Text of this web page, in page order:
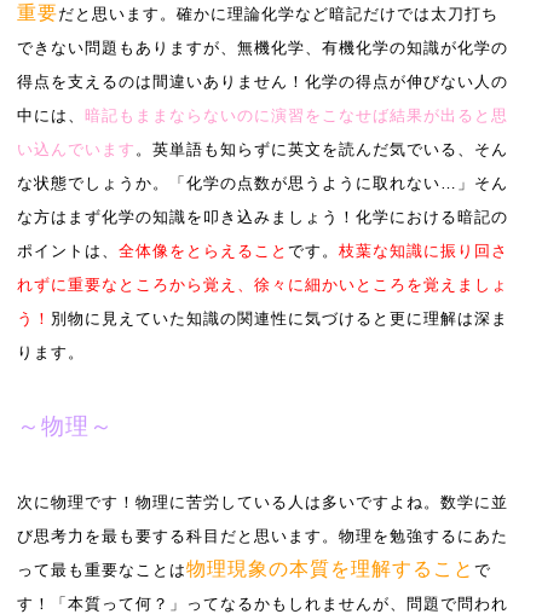
重要だと思います。確かに理論化学など暗記だけでは太刀打ち
できない問題もありますが、無機化学、有機化学の知識が化学の
得点を支えるのは間違いありません！化学の得点が伸びない人の
中には、 暗記もままならないのに演習をこなせば結果が出ると思
い込んでいます 。英単語も知らずに英文を読んだ気でいる、そん
な状態でしょうか。「化学の点数が思うように取れない…」そん
な方はまず化学の知識を叩き込みましょう！化学における暗記の
ポイントは、 全体像をとらえること です。 枝葉な知識に振り回さ
れずに重要なところから覚え、徐々に細かいところを覚えましょ
う！ 別物に見えていた知識の関連性に気づけると更に理解は深ま
ります。
～物理～
次に物理です！物理に苦労している人は多いですよね。数学に並
び思考力を最も要する科目だと思います。物理を勉強するにあた
って最も重要なことは物理現象の本質を理解すること で
す！「本質って何？」ってなるかもしれませんが、問題で問われ